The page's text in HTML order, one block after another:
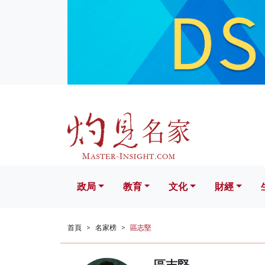
文化 財經 生活
政局 教育 文化 財經
首頁 名家榜 區志堅